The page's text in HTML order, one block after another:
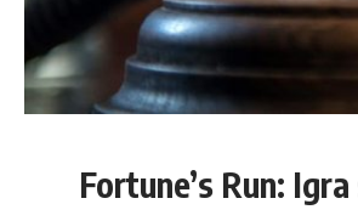
Fortune’s Run: